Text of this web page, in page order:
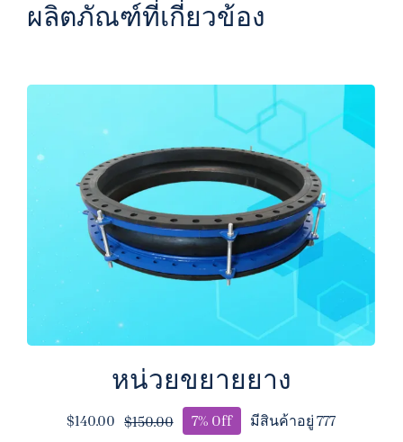
ผลิตภัณฑ์ที่เกี่ยวข้อง
หน่วยขยายยาง
$150.00
Original
$140.00
Current
7% Off
มีสินค้าอยู่ 777